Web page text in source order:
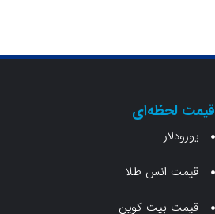
قیمت لحظه‌ای
یورودلار
قیمت انس طلا
قیمت بیت کوین